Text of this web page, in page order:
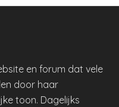
en forum dat vele
door haar
toon. Dagelijks